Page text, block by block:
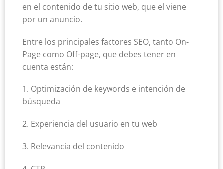
en el contenido de tu sitio web, que el viene
por un anuncio.
Entre los principales factores SEO, tanto On-
Page como Off-page, que debes tener en
cuenta están:
1. Optimización de keywords e intención de
búsqueda
2. Experiencia del usuario en tu web
3. Relevancia del contenido